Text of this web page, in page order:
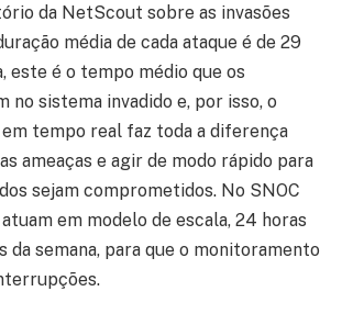
da NetScout sobre as invasões
média de cada ataque é de 29
este é o tempo médio que os
no sistema invadido e, por isso, o
tempo real faz toda a diferença
ameaças e agir de modo rápido para
sejam comprometidos. No SNOC
em modelo de escala, 24 horas
da semana, para que o monitoramento